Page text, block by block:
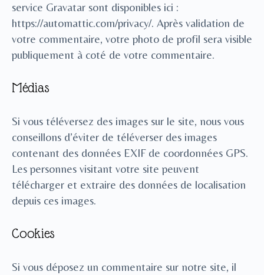
service Gravatar sont disponibles ici :
https://automattic.com/privacy/. Après validation de
votre commentaire, votre photo de profil sera visible
publiquement à coté de votre commentaire.
Médias
Si vous téléversez des images sur le site, nous vous
conseillons d’éviter de téléverser des images
contenant des données EXIF de coordonnées GPS.
Les personnes visitant votre site peuvent
télécharger et extraire des données de localisation
depuis ces images.
Cookies
Si vous déposez un commentaire sur notre site, il